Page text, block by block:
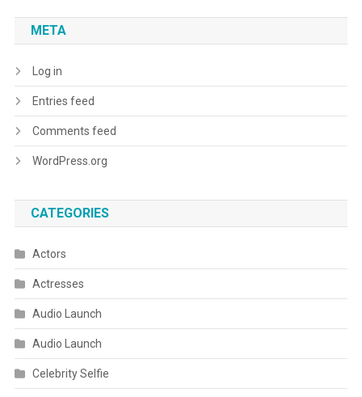
META
Log in
Entries feed
Comments feed
WordPress.org
CATEGORIES
Actors
Actresses
Audio Launch
Audio Launch
Celebrity Selfie